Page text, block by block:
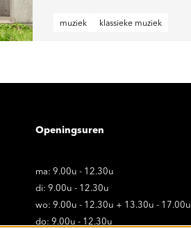
muziek klassieke muziek
Openingsuren
ma: 9.00u - 12.30u
di: 9.00u - 12.30u
wo: 9.00u - 12.30u + 13.30u - 17.00u
do: 9.00u - 12.30u